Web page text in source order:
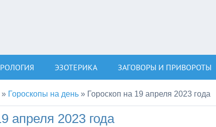
ЭЗОТЕРИКА ЗАГОВОРЫ И ПРИВОРОТЫ
» Гороскопы на день » Гороскоп на 19 апреля 2023 года
апреля 2023 года